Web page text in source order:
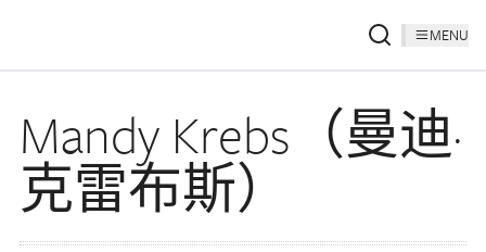
MENU
Mandy Krebs（曼迪·
克雷布斯）